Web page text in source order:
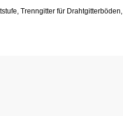
Trenngitter für Drahtgitterböden,